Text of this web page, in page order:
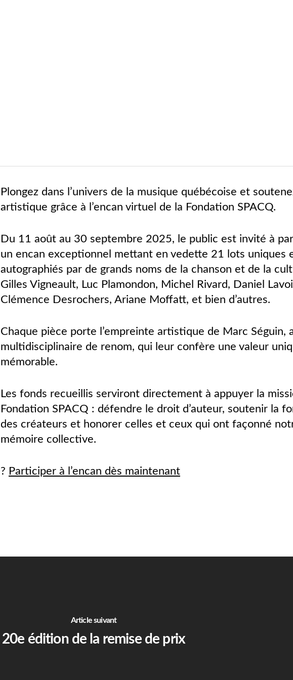
Plongez dans l’univers de la musique québécoise et
artistique grâce à l’encan virtuel de la Fondation SPACQ.
Du 11 août au 30 septembre 2025, le public est invité à
un encan exceptionnel mettant en vedette 21 lots uniques
autographiés par de grands noms de la chanson et de la
Gilles Vigneault, Luc Plamondon, Michel Rivard, Daniel
Clémence Desrochers, Ariane Moffatt, et bien d’autres.
Chaque pièce porte l’empreinte artistique de Marc Séguin,
multidisciplinaire de renom, qui leur confère une valeur
mémorable.
Les fonds recueillis serviront directement à appuyer la
Fondation SPACQ : défendre le droit d’auteur, soutenir la
des créateurs et honorer celles et ceux qui ont façonné
mémoire collective.
? Participer à l’encan dès maintenant
Article suivant
20e édition de la remise de prix